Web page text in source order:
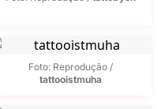
Foto: Reprodução /
tattooistmuha